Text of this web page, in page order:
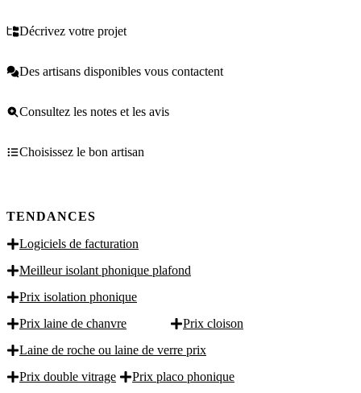
Décrivez votre projet
Des artisans disponibles vous contactent
Consultez les notes et les avis
Choisissez le bon artisan
TENDANCES
Logiciels de facturation
Meilleur isolant phonique plafond
Prix isolation phonique
Prix laine de chanvre
Prix cloison
Laine de roche ou laine de verre prix
Prix double vitrage
Prix placo phonique